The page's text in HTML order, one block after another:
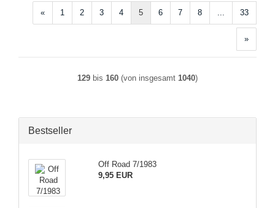
« 1 2 3 4 5 6 7 8 33
»
129 bis 160 (von insgesamt 1040)
Bestseller
Off Road 7/1983
9,95 EUR